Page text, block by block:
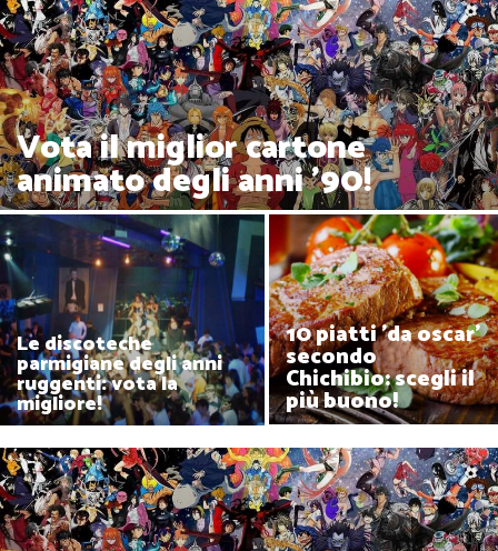
Vota il miglior cartone
animato degli anni '90!
Le discoteche
parmigiane degli anni
ruggenti: vota la
migliore!
10 piatti 'da oscar'
secondo
Chichibio: scegli il
più buono!